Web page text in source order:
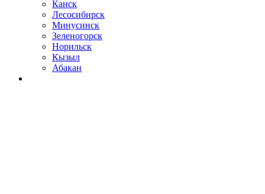
Канск
Лесосибирск
Минусинск
Зеленогорск
Норильск
Кызыл
Абакан